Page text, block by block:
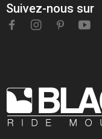
Suivez-nous sur